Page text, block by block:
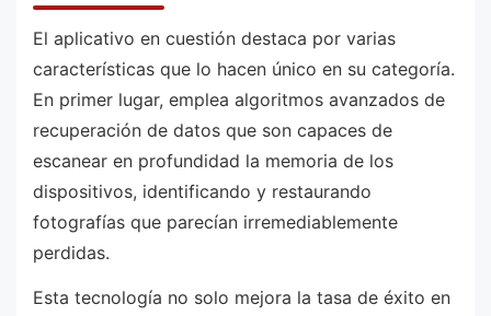
El aplicativo en cuestión destaca por varias
características que lo hacen único en su categoría.
En primer lugar, emplea algoritmos avanzados de
recuperación de datos que son capaces de
escanear en profundidad la memoria de los
dispositivos, identificando y restaurando
fotografías que parecían irremediablemente
perdidas.
Esta tecnología no solo mejora la tasa de éxito en